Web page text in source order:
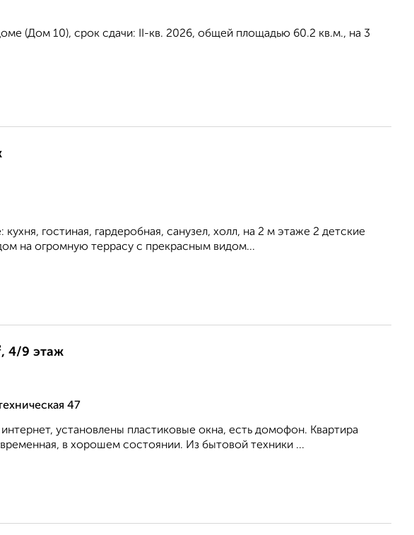
(Дом 10), срок сдачи: II-кв. 2026, общей площадью 60.2 кв.м., на 3
гостиная, гардеробная, санузел, холл, на 2 м этаже 2 детские
на огромную террасу с прекрасным видом...
4/9 этаж
47
установлены пластиковые окна, есть домофон. Квартира
в хорошем состоянии. Из бытовой техники ...